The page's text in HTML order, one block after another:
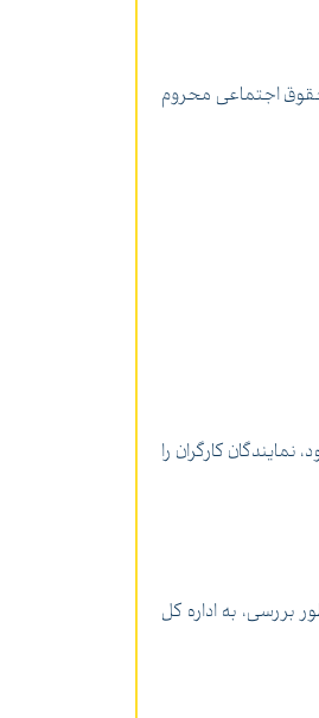
قضائی از حقوق اجتماعی محروم
کارگران را
بررسی، به اداره کل